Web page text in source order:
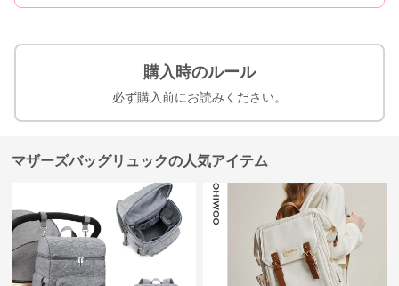
購入時のルール
必ず購入前にお読みください。
マザーズバッグリュックの人気アイテム